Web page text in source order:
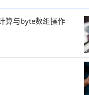
算与byte数组操作